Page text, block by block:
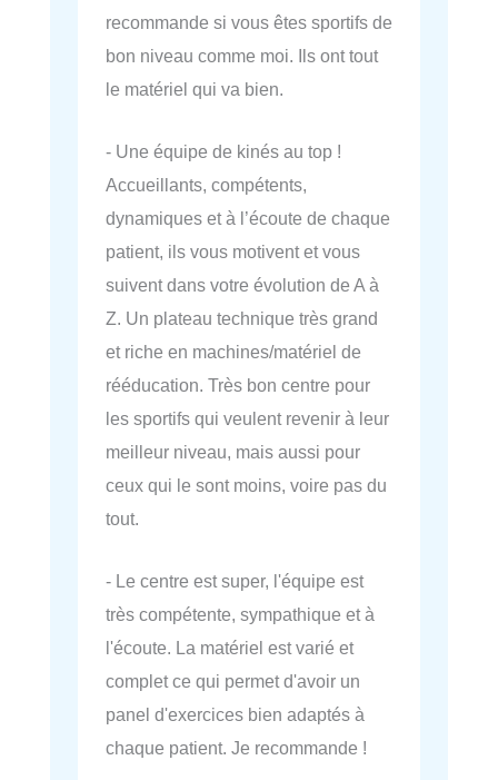
recommande si vous êtes sportifs de
bon niveau comme moi. Ils ont tout
le matériel qui va bien.
- Une équipe de kinés au top !
Accueillants, compétents,
dynamiques et à l’écoute de chaque
patient, ils vous motivent et vous
suivent dans votre évolution de A à
Z. Un plateau technique très grand
et riche en machines/matériel de
rééducation. Très bon centre pour
les sportifs qui veulent revenir à leur
meilleur niveau, mais aussi pour
ceux qui le sont moins, voire pas du
tout.
- Le centre est super, l'équipe est
très compétente, sympathique et à
l'écoute. La matériel est varié et
complet ce qui permet d'avoir un
panel d'exercices bien adaptés à
chaque patient. Je recommande !